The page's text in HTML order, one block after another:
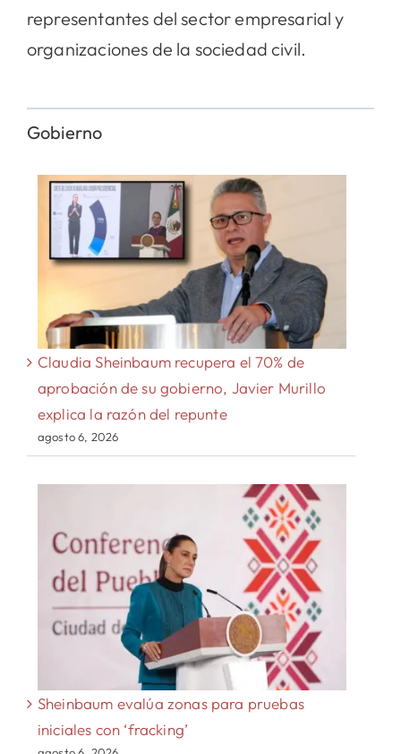
representantes del sector empresarial y
organizaciones de la sociedad civil.
Gobierno
Claudia Sheinbaum recupera el 70% de
aprobación de su gobierno, Javier Murillo
explica la razón del repunte
agosto 6, 2026
Sheinbaum evalúa zonas para pruebas
iniciales con ‘fracking’